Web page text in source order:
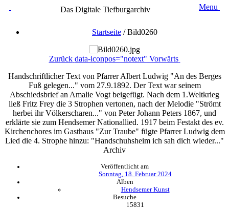
Das Digitale Tiefburgarchiv Menu
Startseite /Bild0260
Zurück data-iconpos="notext" Vorwärts
Handschriftlicher Text von Pfarrer Albert Ludwig "An des Berges
Fuß gelegen..." vom 27.9.1892. Der Text war seinem
Abschiedsbrief an Amalie Vogt beigefügt. Nach dem 1.Weltkrieg
ließ Fritz Frey die 3 Strophen vertonen, nach der Melodie "Strömt
herbei ihr Völkerscharen..." von Peter Johann Peters 1867, und
erklärte sie zum Hendsemer Nationallied. 1917 beim Festakt des ev.
Kirchenchores im Gasthaus "Zur Traube" fügte Pfarrer Ludwig dem
Lied die 4. Strophe hinzu: "Handschuhsheim ich sah dich wieder..."
Archiv
Veröffentlicht am
Sonntag, 18. Februar 2024
Alben
Hendsemer Kunst
Besuche
15831